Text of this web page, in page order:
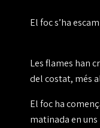
El foc s’ha
Les flames han
del costat, més
El foc ha
matinada en